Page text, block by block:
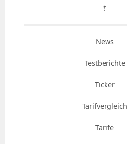
⇡
News
Testberichte
Ticker
Tarifvergleich
Tarife